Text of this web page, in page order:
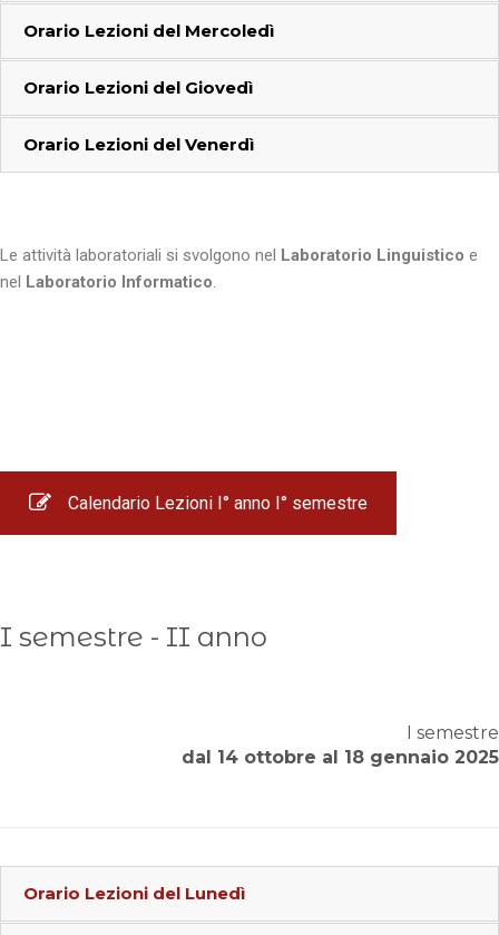
Orario Lezioni del Mercoledì
Orario Lezioni del Giovedì
Orario Lezioni del Venerdì
Le attività laboratoriali si svolgono nel Laboratorio Linguistico e
nel Laboratorio Informatico.
Calendario Lezioni I° anno I° semestre
I semestre - II anno
I semestre
dal 14 ottobre al 18 gennaio 2025
Orario Lezioni del Lunedì